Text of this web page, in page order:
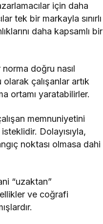
için daha
tek bir markayla sınırlı
daha kapsamlı bir
doğru nasıl
çalışanlar artık
ortamı yaratabilirler.
memnuniyetini
Dolayısıyla,
noktası olmasa dahi
“uzaktan”
ve coğrafi